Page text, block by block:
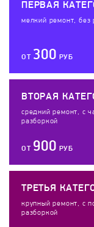
ПЕРВАЯ
мелкий ремонт, без
ОТ 300 РУБ
ВТОРАЯ
средний ремонт, с
разборкой
ОТ 900 РУБ
ТРЕТЬЯ
крупный ремонт, с
разборкой